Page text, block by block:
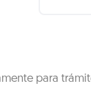
para